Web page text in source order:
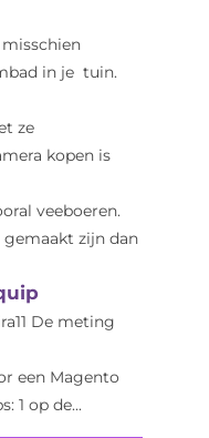
in je tuin.
ze
kopen is
veeboeren.
zijn dan
De meting
een Magento
1 op de...